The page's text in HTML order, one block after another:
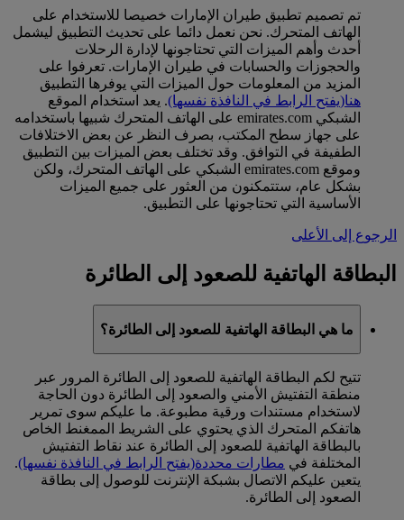
تم تصميم تطبيق طيران الإمارات خصيصا للاستخدام على
الهاتف المتحرك. نحن نعمل دائما على تحديث التطبيق ليشمل
أحدث وأهم الميزات التي تحتاجونها لإدارة الرحلات
والحجوزات والحسابات في طيران الإمارات. تعرفوا على
المزيد من المعلومات حول الميزات التي يوفرها التطبيق
هنا(يفتح الرابط في النافذة نفسها). يعد استخدام الموقع
الشبكي emirates.com على الهاتف المتحرك شبيها باستخدامه
على جهاز سطح المكتب، بصرف النظر عن بعض الاختلافات
الطفيفة في التوافق. وقد تختلف بعض الميزات بين التطبيق
وموقع emirates.com الشبكي على الهاتف المتحرك، ولكن
بشكل عام، ستتمكنون من العثور على جميع الميزات
الأساسية التي تحتاجونها على التطبيق.
الرجوع إلى الأعلى
البطاقة الهاتفية للصعود إلى الطائرة
ما هي البطاقة الهاتفية للصعود إلى الطائرة؟
تتيح لكم البطاقة الهاتفية للصعود إلى الطائرة المرور عبر
منطقة التفتيش الأمني والصعود إلى الطائرة دون الحاجة
لاستخدام مستندات ورقية مطبوعة. ما عليكم سوى تمرير
هاتفكم المتحرك الذي يحتوي على الشريط الممغنط الخاص
بالبطاقة الهاتفية للصعود إلى الطائرة عند نقاط التفتيش
المختلفة في مطارات محددة(يفتح الرابط في النافذة نفسها).
يتعين عليكم الاتصال بشبكة الإنترنت للوصول إلى بطاقة
الصعود إلى الطائرة.